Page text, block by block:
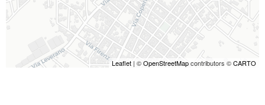
Leaflet | ©OpenStreetMapcontributors ©CARTO